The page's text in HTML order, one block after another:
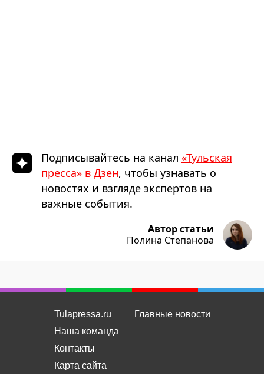
Подписывайтесь на канал «Тульская
пресса» в Дзен, чтобы узнавать о
новостях и взгляде экспертов на
важные события.
Автор статьи
Полина Степанова
Tulapressa.ru
Наша команда
Контакты
Карта сайта
Главные новости